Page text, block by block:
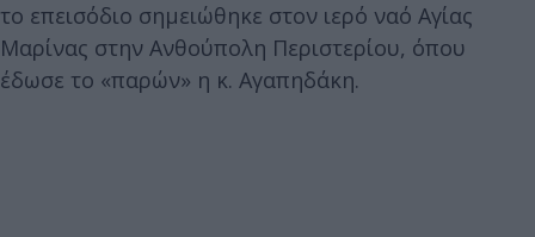
το επεισόδιο σημειώθηκε στον ιερό ναό Αγίας
Μαρίνας στην Ανθούπολη Περιστερίου, όπου
έδωσε το «παρών» η κ. Αγαπηδάκη.